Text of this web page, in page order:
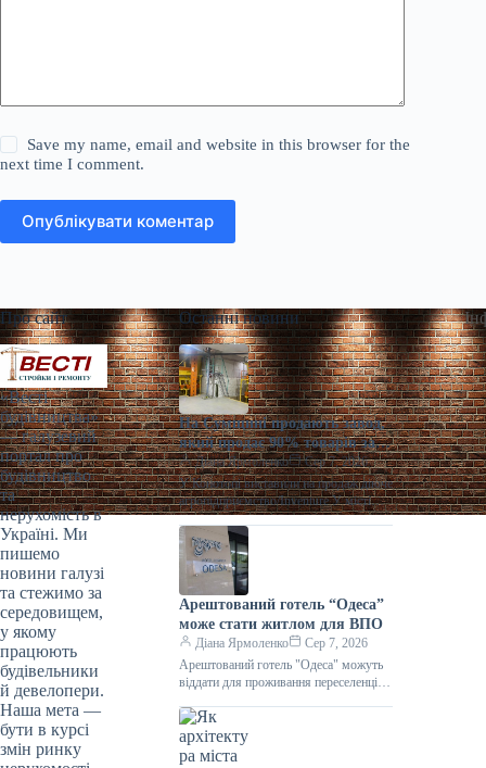
Save my name, email and website in this browser for the
next time I comment.
Опублікувати коментар
Про сайт
«Весті
будівництва»
— галузевий
портал про
будівництво
та
нерухомість в
Україні. Ми
пишемо
новини галузі
та стежимо за
середовищем,
у якому
працюють
будівельники
й девелопери.
Наша мета —
бути в курсі
змін ринку
Останні новини
На Сумщині продають завод,
який продає 90% товарів за
кордон
Діана Ярмоленко
Сер 7, 2026
У Конотопі виставили на продаж діюче
агропідприємство/Inventure У місті
Конотоп Сумської області виставили
на продаж 100% корпоративних прав
діючого агропереробного
Арештований готель “Одеса”
може стати житлом для ВПО
Діана Ярмоленко
Сер 7, 2026
Арештований готель "Одеса" можуть
віддати для проживання переселенців /
може стати першим арештованим
об’єктом нерухомості,